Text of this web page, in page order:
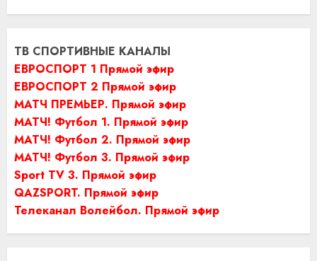
ТВ СПОРТИВНЫЕ КАНАЛЫ
ЕВРОСПОРТ 1 Прямой эфир
ЕВРОСПОРТ 2 Прямой эфир
МАТЧ ПРЕМЬЕР. Прямой эфир
МАТЧ! Футбол 1. Прямой эфир
МАТЧ! Футбол 2. Прямой эфир
МАТЧ! Футбол 3. Прямой эфир
Sport TV 3. Прямой эфир
QAZSPORT. Прямой эфир
Телеканал Волейбол. Прямой эфир